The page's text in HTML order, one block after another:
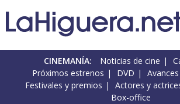
CINEMANÍA: Noticias de cine
Próximos estrenos
DVD Avances
Festivales y premios
Actores y
Box-office